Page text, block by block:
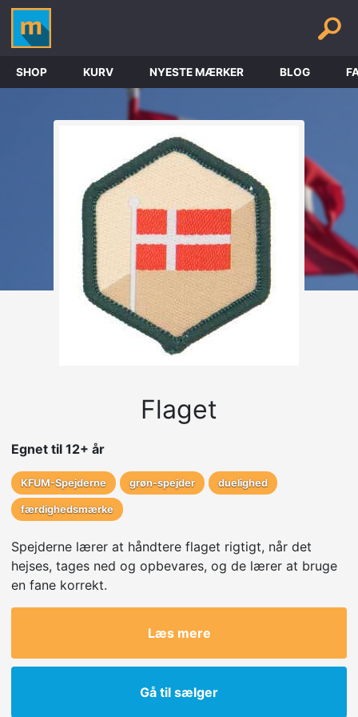
SHOP KURV NYESTE MÆRKER BLOG
Flaget
Egnet til 12+ år
KFUM-Spejderne grøn-spejder duelighed
færdighedsmærke
Spejderne lærer at håndtere flaget rigtigt, når det
hejses, tages ned og opbevares, og de lærer at bruge
en fane korrekt.
Læs mere
Gå til sælger